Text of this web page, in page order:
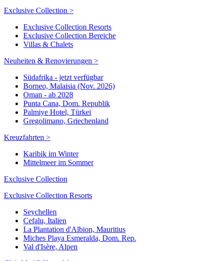
Exclusive Collection >
Exclusive Collection Resorts
Exclusive Collection Bereiche
Villas & Chalets
Neuheiten & Renovierungen >
Südafrika - jetzt verfügbar
Borneo, Malaisia (Nov. 2026)
Oman - ab 2028
Punta Cana, Dom. Republik
Palmiye Hotel, Türkei
Gregolimano, Griechenland
Kreuzfahrten >
Karibik im Winter
Mittelmeer im Sommer
Exclusive Collection
Exclusive Collection Resorts
Seychellen
Cefalu, Italien
La Plantation d'Albion, Mauritius
Miches Playa Esmeralda, Dom. Rep.
Val d'Isère, Alpen